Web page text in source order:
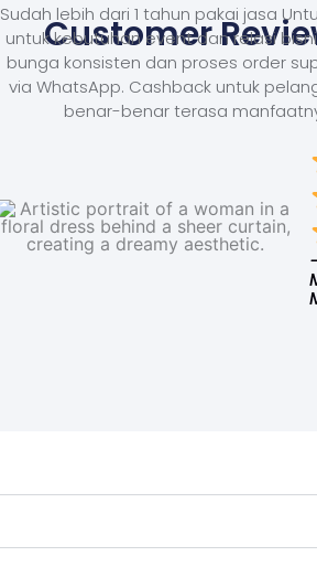
Customer
Sudah lebih dari 1 tahun pakai jasa
untuk kebutuhan event dan relasi
bunga konsisten dan proses order
via WhatsApp. Cashback untuk
benar-benar terasa